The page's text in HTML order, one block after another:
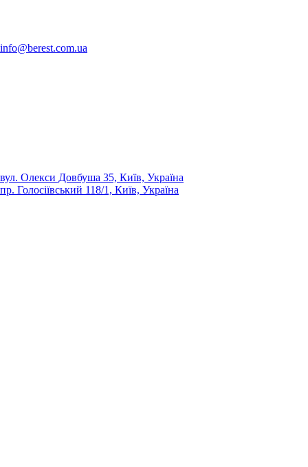
info@berest.com.ua
вул. Олекси Довбуша 35, Київ, Україна
пр. Голосіївський 118/1, Київ, Україна